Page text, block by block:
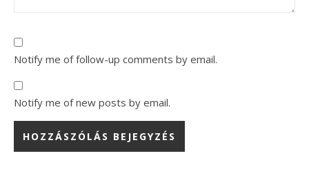
Notify me of follow-up comments by email.
Notify me of new posts by email.